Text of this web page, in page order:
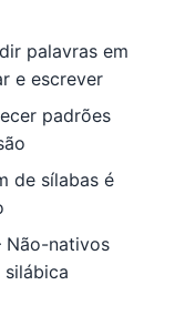
palavras em
e escrever
padrões
de sílabas é
nativos